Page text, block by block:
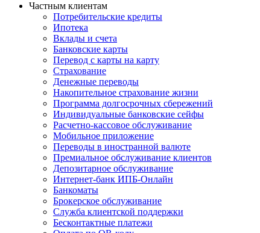
Частным клиентам
Потребительские кредиты
Ипотека
Вклады и счета
Банковские карты
Перевод с карты на карту
Страхование
Денежные переводы
Накопительное страхование жизни
Программа долгосрочных сбережений
Индивидуальные банковские сейфы
Расчетно-кассовое обслуживание
Мобильное приложение
Переводы в иностранной валюте
Премиальное обслуживание клиентов
Депозитарное обслуживание
Интернет-банк ИПБ-Онлайн
Банкоматы
Брокерское обслуживание
Служба клиентской поддержки
Бесконтактные платежи